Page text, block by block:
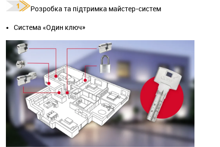
Розробка та підтримка майстер-систем
Система «Один ключ»